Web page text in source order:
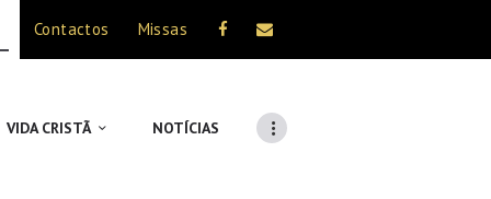
Contactos Missas
VIDA CRISTÃ NOTÍCIAS